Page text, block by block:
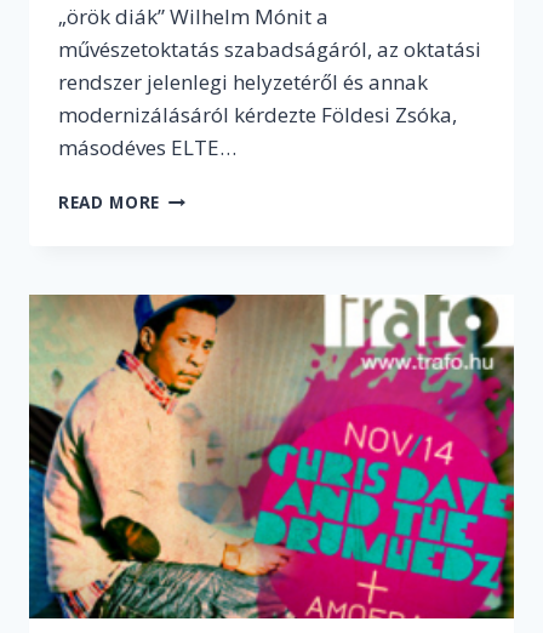
„örök diák” Wilhelm Mónit a
művészetoktatás szabadságáról, az oktatási
rendszer jelenlegi helyzetéről és annak
modernizálásáról kérdezte Földesi Zsóka,
másodéves ELTE…
READ MORE MENNYIRE
EGY
MŰVÉSZTANÁR
MA
MAGYARORSZÁGON?
–
TÖBBEK
KÖZT
ERRŐL
KÉRDEZTÜK
WILHELM
MÓNIKÁT,
EGYKORI